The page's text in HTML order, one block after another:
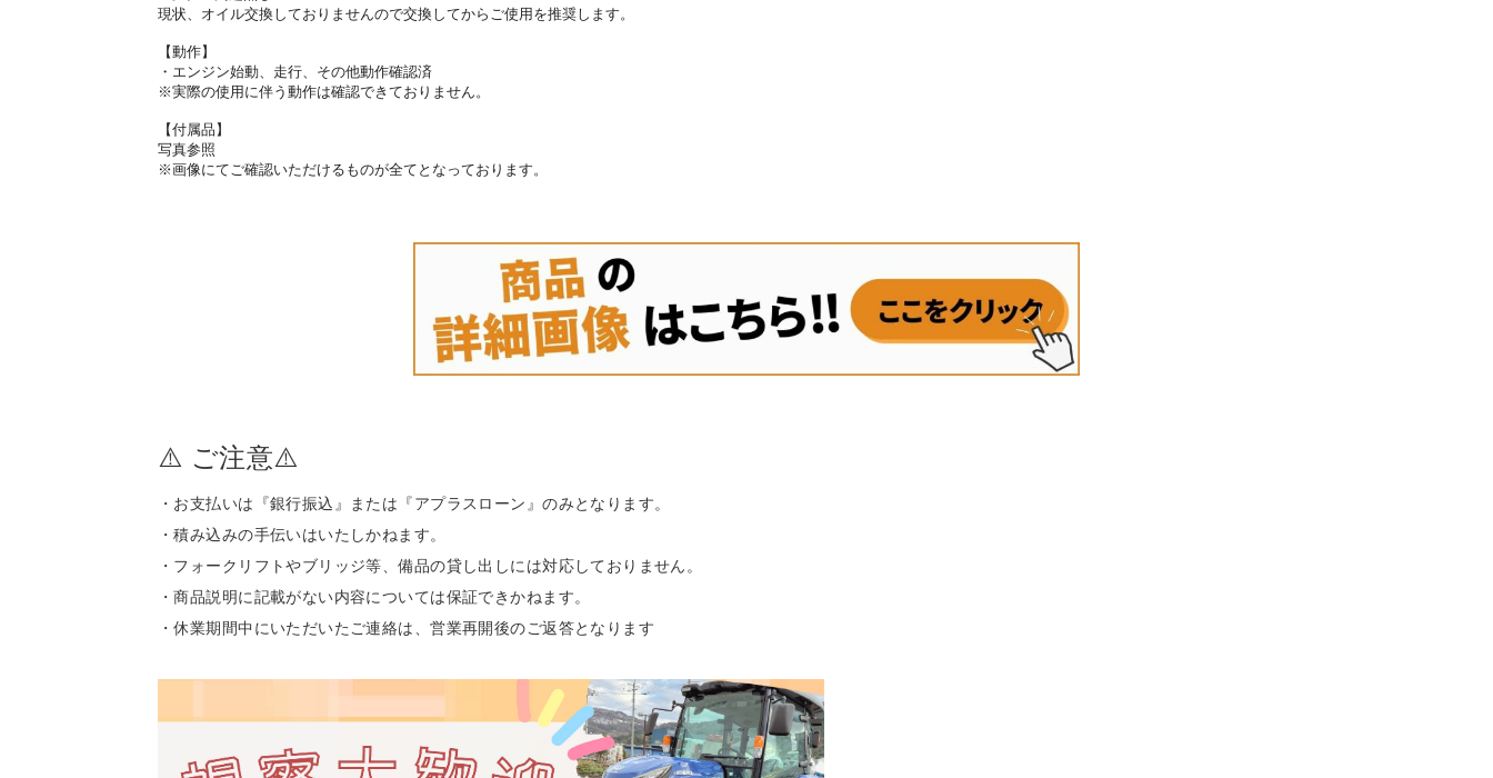
現状、オイル交換しておりませんので交換してからご使用を推奨します。
【動作】
・エンジン始動、走行、その他動作確認済
※実際の使用に伴う動作は確認できておりません。
【付属品】
写真参照
※画像にてご確認いただけるものが全てとなっております。
⚠️ ご注意⚠️
・お支払いは『銀行振込』または『アプラスローン』のみとなります。
・積み込みの手伝いはいたしかねます。
・フォークリフトやブリッジ等、備品の貸し出しには対応しておりません。
・商品説明に記載がない内容については保証できかねます。
・休業期間中にいただいたご連絡は、営業再開後のご返答となります